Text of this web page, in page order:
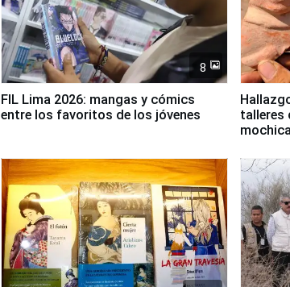
8
FIL Lima 2026: mangas y cómics
entre los favoritos de los jóvenes
talleres